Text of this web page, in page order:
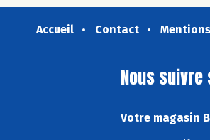
Accueil Contact
Nous suivre
Votre magasin